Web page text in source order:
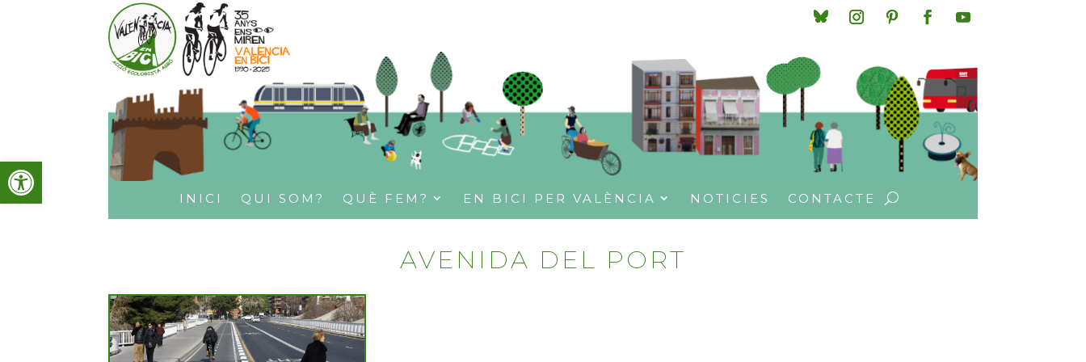
Obre la barra d'eines
INICI QUI SOM? QUÈ FEM? EN BICI PER VALÈNCIA NOTICIES CONTACTE
AVENIDA DEL PORT